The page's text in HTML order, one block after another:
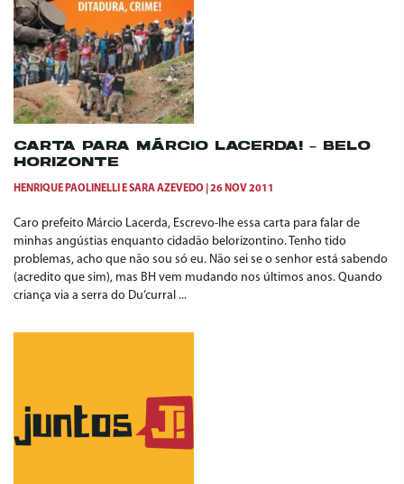
CARTA PARA MÁRCIO LACERDA! – BELO
HORIZONTE
HENRIQUE PAOLINELLI ESARA AZEVEDO 26 NOV 2011
Caro prefeito Márcio Lacerda, Escrevo-lhe essa carta para falar de
minhas angústias enquanto cidadão belorizontino. Tenho tido
problemas, acho que não sou só eu. Não sei se o senhor está sabendo
(acredito que sim), mas BH vem mudando nos últimos anos. Quando
criança via a serra do Du‘curral ...